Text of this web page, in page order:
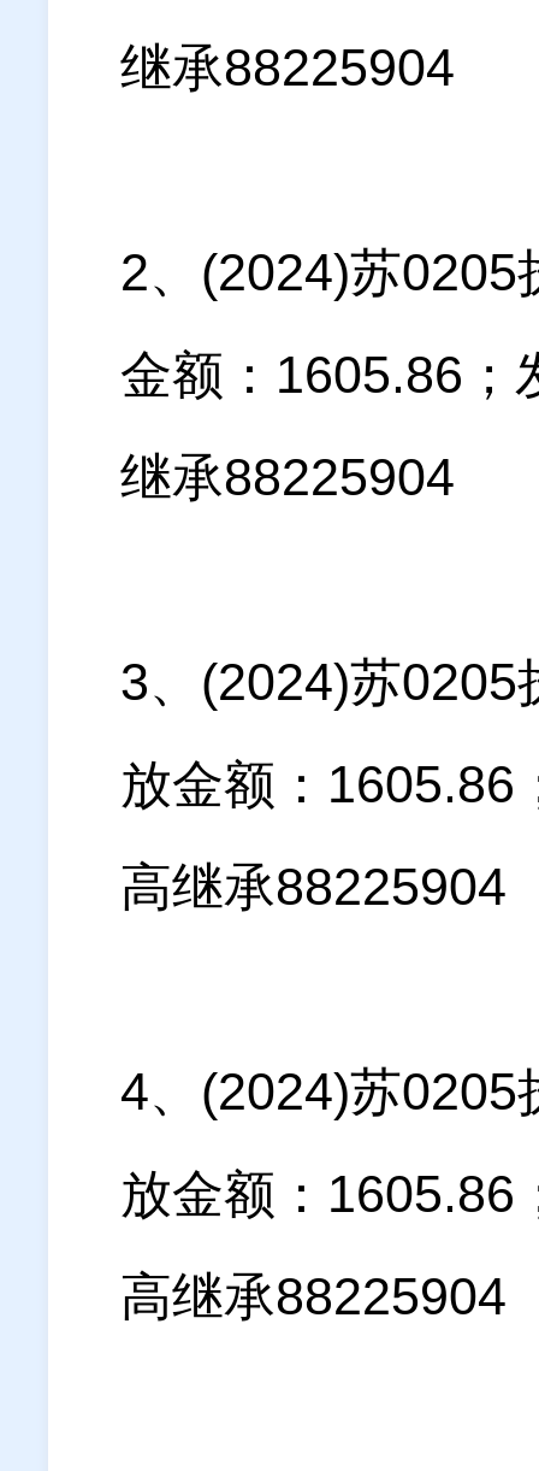
继承88225904
2、(2024)苏
金额：1605.86；
继承88225904
3、(2024)苏0205
放金额：1605.86
高继承88225904
4、(2024)苏0205
放金额：1605.86
高继承88225904